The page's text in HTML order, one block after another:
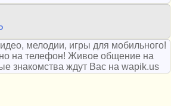
мелодии, игры для мобильного!
на телефон! Живое общение на
знакомства ждут Вас на wapik.us